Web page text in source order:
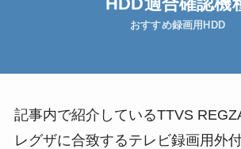
おすすめ録画用HDD
記事内で紹介しているTTVS
レグザに合致するテレビ録画用外